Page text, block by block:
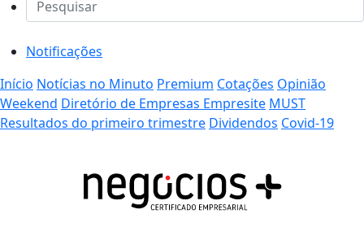
Notificações
Início Notícias no Minuto Premium Cotações Opinião
Weekend Diretório de Empresas Empresite MUST
Resultados do primeiro trimestre Dividendos Covid-19